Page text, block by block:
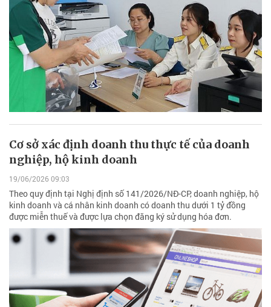
Cơ sở xác định doanh thu thực tế của doanh
nghiệp, hộ kinh doanh
19/06/2026 09:03
Theo quy định tại Nghị định số 141/2026/NĐ-CP, doanh nghiệp, hộ
kinh doanh và cá nhân kinh doanh có doanh thu dưới 1 tỷ đồng
được miễn thuế và được lựa chọn đăng ký sử dụng hóa đơn.